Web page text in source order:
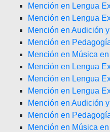
Mención en Lengua
Mención en Lengua
Mención en Audición
Mención en
Mención en Música
Mención en Lengua
Mención en Lengua
Mención en Lengua
Mención en Audición
Mención en
Mención en Música